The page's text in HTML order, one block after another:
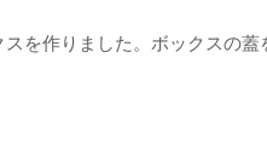
を作りました。ボックスの蓋